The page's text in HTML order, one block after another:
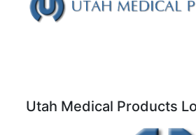
Utah Medical Products